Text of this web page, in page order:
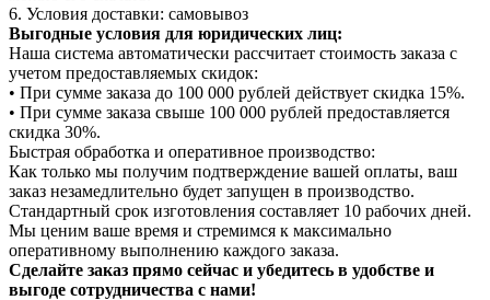
6. Условия доставки: самовывоз
Выгодные условия для юридических лиц:
Наша система автоматически рассчитает стоимость заказа с
учетом предоставляемых скидок:
• При сумме заказа до 100 000 рублей действует скидка 15%.
• При сумме заказа свыше 100 000 рублей предоставляется
скидка 30%.
Быстрая обработка и оперативное производство:
Как только мы получим подтверждение вашей оплаты, ваш
заказ незамедлительно будет запущен в производство.
Стандартный срок изготовления составляет 10 рабочих дней.
Мы ценим ваше время и стремимся к максимально
оперативному выполнению каждого заказа.
Сделайте заказ прямо сейчас и убедитесь в удобстве и
выгоде сотрудничества с нами!